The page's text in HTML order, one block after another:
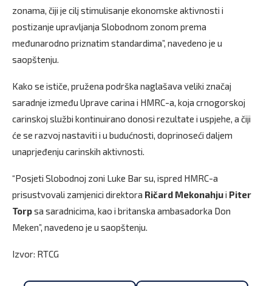
zonama, čiji je cilj stimulisanje ekonomske aktivnosti i
postizanje upravljanja Slobodnom zonom prema
međunarodno priznatim standardima”, navedeno je u
saopštenju.
Kako se ističe, pružena podrška naglašava veliki značaj
saradnje između Uprave carina i HMRC-a, koja crnogorskoj
carinskoj službi kontinuirano donosi rezultate i uspjehe, a čiji
će se razvoj nastaviti i u budućnosti, doprinoseći daljem
unaprjeđenju carinskih aktivnosti.
“Posjeti Slobodnoj zoni Luke Bar su, ispred HMRC-a
prisustvovali zamjenici direktora Ričard Mekonahjui Piter
Torpsa saradnicima, kao i britanska ambasadorka Don
Meken”, navedeno je u saopštenju.
Izvor: RTCG